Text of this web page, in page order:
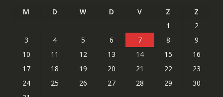
M D W D V Z
Z
1
2
3
4 5 6 7 8
9
10
11 12 13 14 15
16
17
18 19 20 21 22
23
24
25 26 27 28 29
30